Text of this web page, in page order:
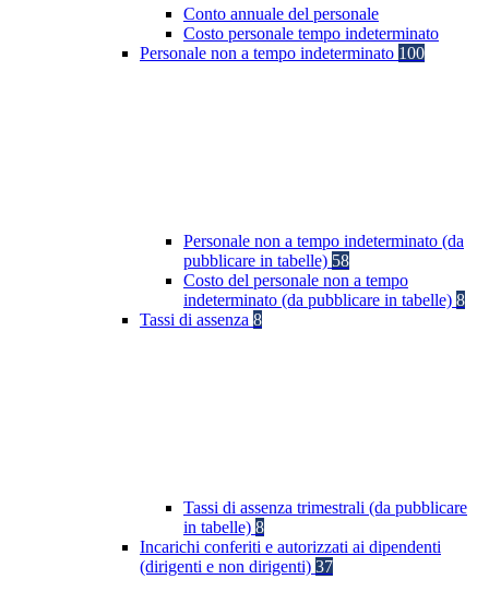
Conto annuale del personale
Costo personale tempo indeterminato
Personale non a tempo indeterminato 100
Personale non a tempo indeterminato (da
pubblicare in tabelle) 58
Costo del personale non a tempo
indeterminato (da pubblicare in tabelle) 8
Tassi di assenza 8
Tassi di assenza trimestrali (da pubblicare
in tabelle) 8
Incarichi conferiti e autorizzati ai dipendenti
(dirigenti e non dirigenti) 37